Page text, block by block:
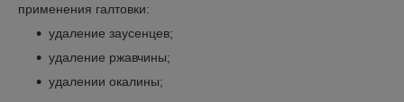
применения галтовки:
удаление заусенцев;
удаление ржавчины;
удалении окалины;